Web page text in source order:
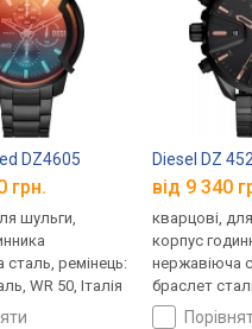
DZ4605
грн.
шульги,
ремінець:
WR 50, Італія
Diesel DZ
від 9 340
кварцові,
корпус
нержавіюча
браслет